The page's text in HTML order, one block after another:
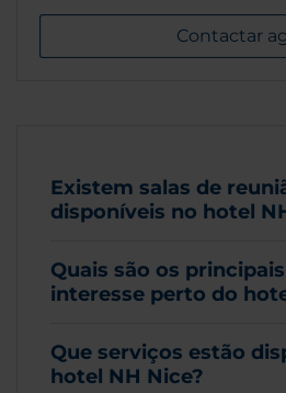
Contactar
Existem salas de
disponíveis no hotel
Quais são os
interesse perto do
Que serviços estão
hotel NH Nice?